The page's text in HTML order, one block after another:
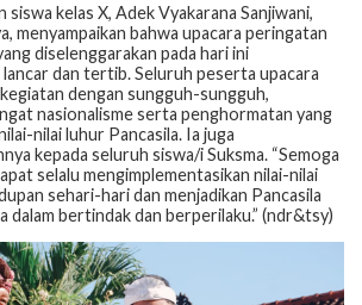
siswa kelas X, Adek Vyakarana Sanjiwani,
menyampaikan bahwa upacara peringatan
diselenggarakan pada hari ini
dan tertib. Seluruh peserta upacara
dengan sungguh-sungguh,
nasionalisme serta penghormatan yang
nilai luhur Pancasila. Ia juga
kepada seluruh siswa/i Suksma. “Semoga
selalu mengimplementasikan nilai-nilai
sehari-hari dan menjadikan Pancasila
dalam bertindak dan berperilaku.” (ndr&tsy)